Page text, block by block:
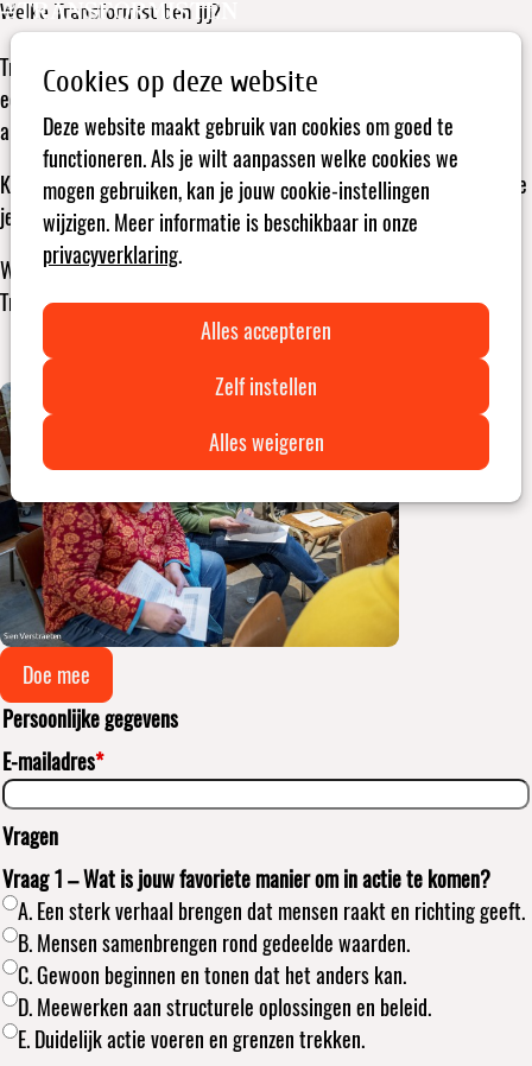
Cookies op deze website
Deze website maakt gebruik van cookies om goed te
functioneren. Als je wilt aanpassen welke cookies we
mogen gebruiken, kan je jouw cookie-instellingen
wijzigen. Meer informatie is beschikbaar in onze
privacyverklaring.
Alles accepteren
Zelf instellen
Alles weigeren
ZoekenOpen
Welke Transformist ben jij?
Transformisten zijn er in heel wat maten en vormen. Op weg naar
een wereld waarin iedereen voluit kan leven met genoeg, zijn ze
allemaal nodig. Ontdek hoe jij hierin past met deze 10 vragen.
Kies telkens het antwoord dat het dichtste bij jou ligt. De letter die
je het vaakst koos, komt overeen met je type Transformist.
Wil je daarna wat inspiratie opdoen over wat jij kan doen als
Transformist? Klik dan op Doe mee.
Doe mee
Persoonlijke gegevens
E-mailadres*
Vragen
Vraag 1 – Wat is jouw favoriete manier om in actie te komen?
A. Een sterk verhaal brengen dat mensen raakt en richting geeft.
B. Mensen samenbrengen rond gedeelde waarden.
C. Gewoon beginnen en tonen dat het anders kan.
D. Meewerken aan structurele oplossingen en beleid.
E. Duidelijk actie voeren en grenzen trekken.